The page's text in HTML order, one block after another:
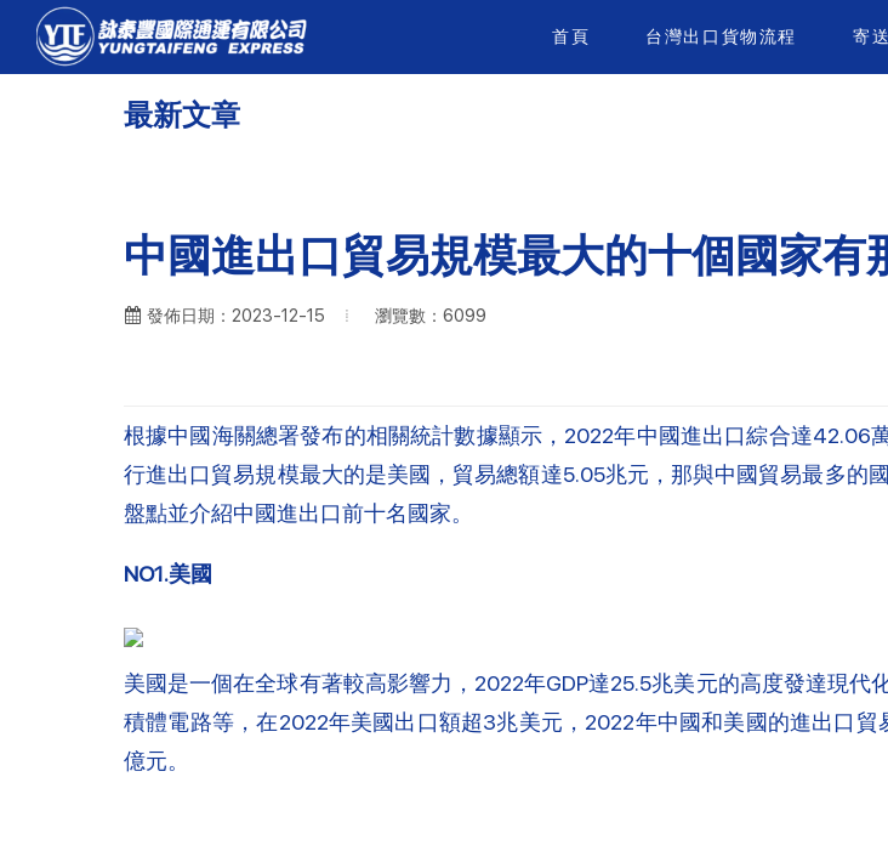
首頁 台灣出口貨物流程 寄
最新文章
中國進出口貿易規模最大的十個國家有
發佈日期：2023-12-15 瀏覽數：6099
根據中國海關總署發布的相關統計數據顯示，2022年中國進出口綜合達42.06
行進出口貿易規模最大的是美國，貿易總額達5.05兆元，那與中國貿易最多的
盤點並介紹中國進出口前十名國家。
NO1.美國
美國是一個在全球有著較高影響力，2022年GDP達25.5兆美元的高度發達現代
積體電路等，在2022年美國出口額超3兆美元，2022年中國和美國的進出口
億元。